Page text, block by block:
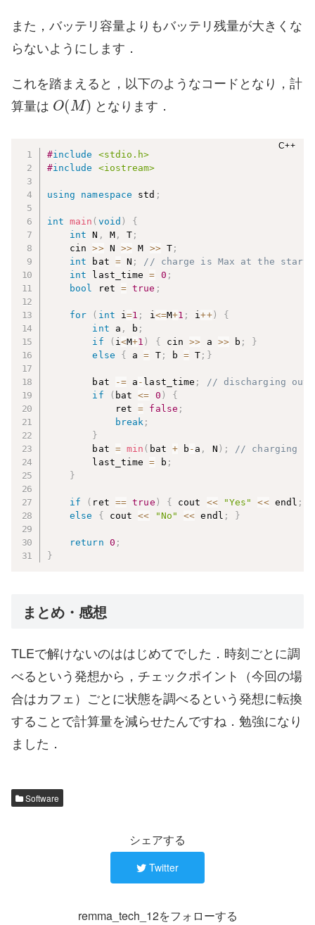
また，バッテリ容量よりもバッテリ残量が大きくな
らないようにします．
これを踏まえると，以下のようなコードとなり，計
算量は O(M) となります．
#include
<stdio.h>
#include <iostream>
using namespace std ;
int main ( void )
{
int N , M, T ;
    cin
>> N >> M >> T;
int bat = N ;
// charge is Max at the start.
int last_time = 0 ;
bool
ret = true ;
for ( int i=1 ; i <=M+1 ; i++)
{
int a , b ;
if
( i <M+1 ) { cin >> a >> b ;
}
else
{ a = T; b = T ; }
        bat
-= a - last_time ;
// discharging
if
( bat <= 0 )
{
            ret
= false ;
break ;
}
        bat
= min ( bat + b - a , N ) ;
// charging
        last_time
= b ;
}
if ( ret == true ) { cout << "Yes" << endl ;
else
{ cout << "No" << endl ; }
return 0 ;
}
まとめ・感想
TLEで解けないのははじめてでした．時刻ごとに調
べるという発想から，チェックポイント（今回の場
合はカフェ）ごとに状態を調べるという発想に転換
することで計算量を減らせたんですね．勉強になり
ました．
Software
シェアする
Twitter
remma_tech_12をフォローする